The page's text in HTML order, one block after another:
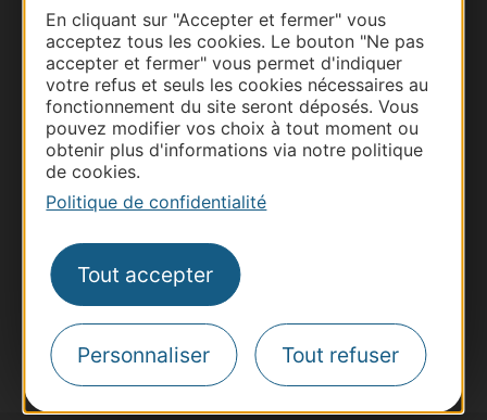
En cliquant sur "Accepter et fermer" vous
acceptez tous les cookies. Le bouton "Ne pas
accepter et fermer" vous permet d'indiquer
votre refus et seuls les cookies nécessaires au
fonctionnement du site seront déposés. Vous
pouvez modifier vos choix à tout moment ou
obtenir plus d'informations via notre politique
de cookies.
Politique de confidentialité
Tout accepter
Personnaliser Tout refuser
Thermalisme
Business/Mice
Pros d'Occitanie
Site presse et d'influence
Voyagistes
Inscrivez-vous à la lettre d'information
Destination Occitanie pour recevoir des
suggestions de séjours, de visites et de sorties.
Je m'abonne